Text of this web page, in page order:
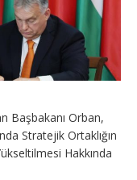
Başbakanı Orban,
Stratejik Ortaklığın
Hakkında